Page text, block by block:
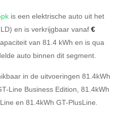
is een elektrische auto uit het
en is verkrijgbaar vanaf €
van 81.4 kWh en is qua
auto binnen dit segment.
in de uitvoeringen 81.4kWh
Line Business Edition, 81.4kWh
en 81.4kWh GT-PlusLine.